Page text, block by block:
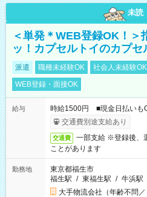
未読
＜単発＊WEB登録OK！＞
ッ！カプセルトイのカプセ
派遣 職種未経験OK 社会人未経験OK
WEB登録・面接OK
給与
時給1500円 ■現金日払いも
交通費別途支給あり
交通費
一部支給 ※登録後、
ことがあります
勤務地
東京都福生市
福生駅 / 東福生駅 / 牛浜駅
大手物流会社（年齢不問